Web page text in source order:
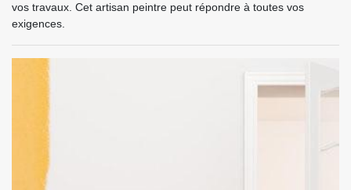
vos travaux. Cet artisan peintre peut répondre à toutes vos
exigences.